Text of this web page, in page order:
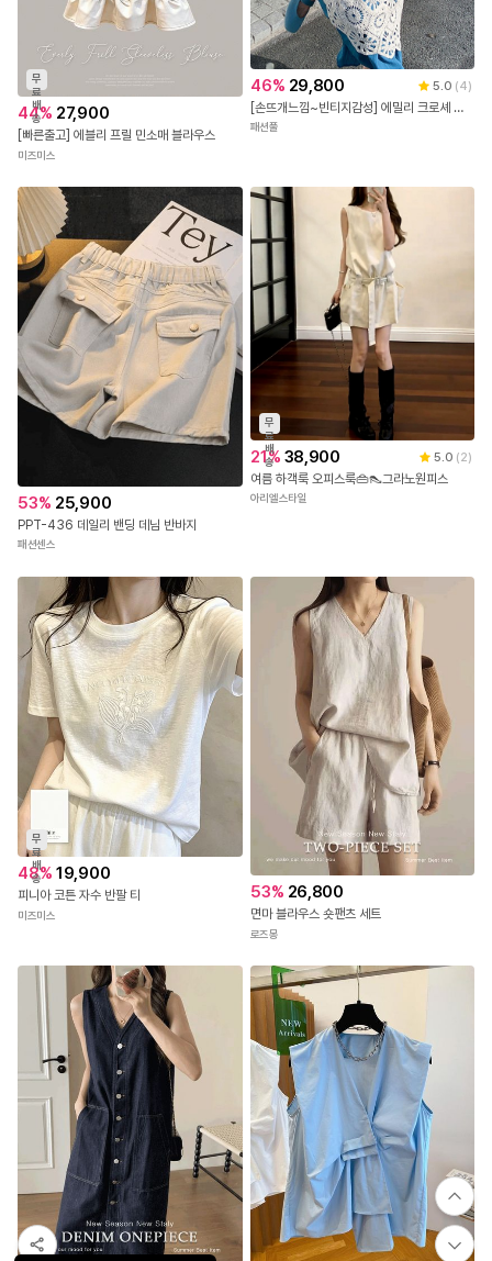
#유해물질 안전요건 성분분석 완료!
들뜸 조임없는 허리 인밴딩!
힙 볼륨을 살려주는 후다포켓!
실크처럼 부드럽게 닿는 터치감으로
피부에 자극 없이 편안하게
착용되는 카프리 팬츠입니다.
쫀쫀하게 늘어나는 텐션감이
레그라인을 슬림하게 잡아주면서도
답답함 없이 편안한 착용감을 선사해줍니다.
허리 들뜸이나 조임 없이
안정감 있게 잡아주는 허리 인밴딩 디테일로
복부를 자연스럽게 감싸주는
하이라인 실루엣이 허리부터
골반까지 매끈하게 정리해줍니다.
군더더기 없이 깔끔하게 떨어지는
슬림핏 라인이 다리를 더욱 길고
곧아 보이게 연출해줍니다.
종아리 아래로 내려오는
카프리 기장감이 세련된 분위기를 더해주며
다양한 슈즈와 매치하기 좋습니다.
밑단 사이드 슬릿 디테일이 더해져
움직일 때 답답함 없이 편안하고
다리라인도 더욱 슬림해 보입니다.
후다 포켓 디테일이 힙라인을
자연스럽게 볼륨감 있게 잡아주어
백라인까지 탄탄하게 잡아주는
핏감 덕분에 뒤태 실루엣도 더욱
매끈하고 안정적으로 연출됩니다.
은은한 광택감이 도는 매끈한 텍스처가
고급스럽고 세련된 분위기를 더해줍니다.
과하지 않은 디자인으로
캐주얼한 무드부터 모던한 스타일링까지
다양하게 활용하기 좋습니다.
유해물질 안전요건 성분분석 완료 제품으로
더욱 안심하고 착용할 수 있습니다.
무
료
배
송
44% 27,900
[빠른출고] 에블리 프릴 민소매 블라우스
미즈미스
46% 29,800 5.0 (4)
[손뜨개느낌~빈티지감성] 에밀리 크로셰 뷔스티에 원피스
패션풀
53% 25,900
PPT-436 데일리 밴딩 데님 반바지
패션센스
무
료
배
송
21% 38,900 5.0 (2)
여름 하객룩 오피스룩👜👠그라노원피스
아리엘스타일
무
료
배
송
48% 19,900
피니아 코튼 자수 반팔 티
미즈미스
53% 26,800
면마 블라우스 숏팬츠 세트
로즈몽